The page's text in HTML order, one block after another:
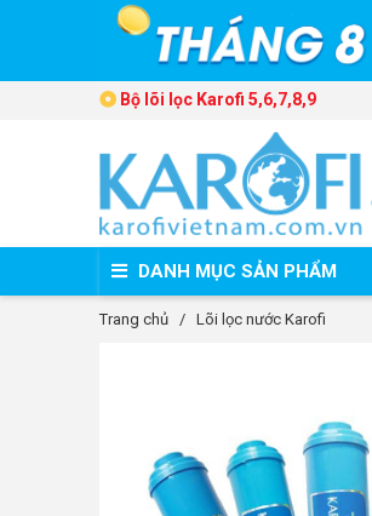
Bộ lõi lọc Karofi 5,6,7,8,9
DANH MỤC SẢN PHẨM
Trang chủ / Lõi lọc nước Karofi